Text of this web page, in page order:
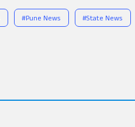
#Pune News #State News